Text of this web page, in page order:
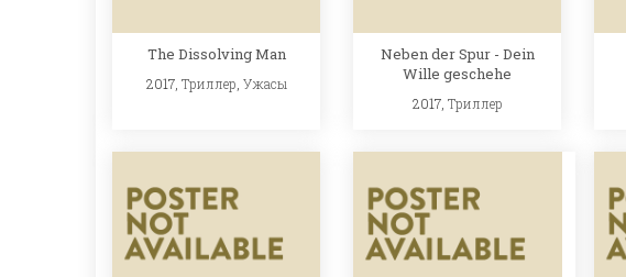
The Dissolving Man
2017, Триллер Ужасы
Neben der Spur - Dein
Wille geschehe
2017, Триллер